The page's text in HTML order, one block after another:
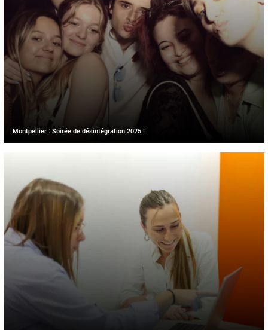
Montpellier : Soirée de désintégration 2025 !